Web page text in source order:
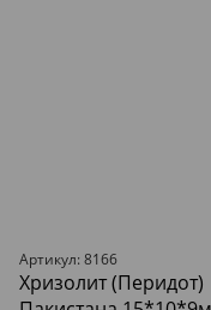
Артикул: 8166
Хризолит